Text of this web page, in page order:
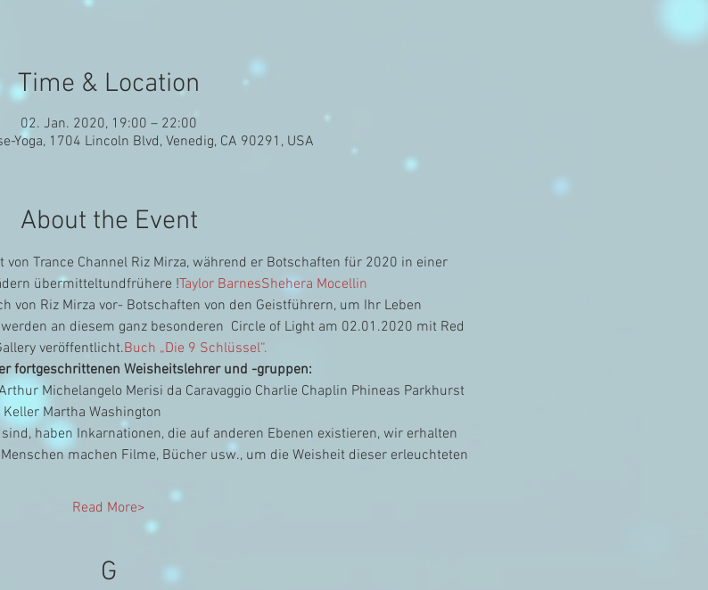
Time & Location
02. Jan. 2020, 19:00 – 22:00
Yoga, 1704 Lincoln Blvd, Venedig, CA 90291, USA
About the Event
von Trance Channel Riz Mirza, während er Botschaften für 2020 in einer
übermitteltundfrühere !Taylor BarnesShehera Mocellin
von Riz Mirza vor- Botschaften von den Geistführern, um Ihr Leben
an diesem ganz besonderen  Circle of Light am 02.01.2020 mit Red
veröffentlicht.Buch „Die 9 Schlüssel“.
fortgeschrittenen Weisheitslehrer und -gruppen:
Michelangelo Merisi da Caravaggio Charlie Chaplin Phineas Parkhurst
Martha Washington
haben Inkarnationen, die auf anderen Ebenen existieren, wir erhalten
machen Filme, Bücher usw., um die Weisheit dieser erleuchteten
Read More>
G